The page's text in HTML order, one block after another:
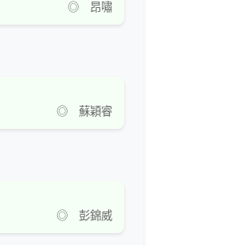
◎ 昂嘯
◎ 蘇穎睿
◎ 彭錦威